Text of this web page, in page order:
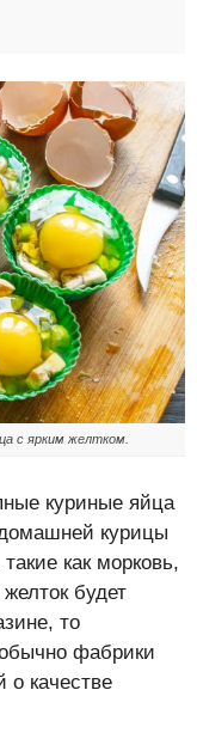
с ярким желтком.
куриные яйца
курицы
как морковь,
будет
то
фабрики
о качестве